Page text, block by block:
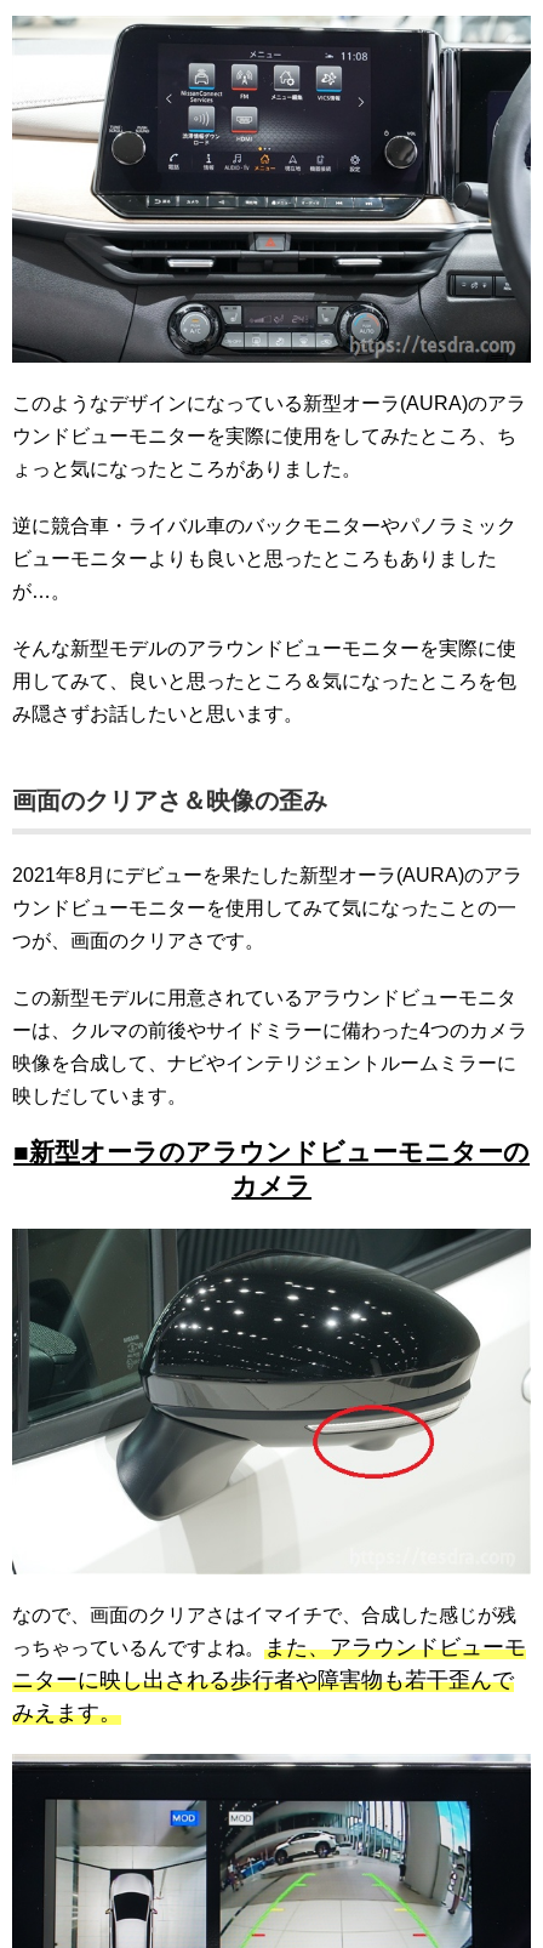
このようなデザインになっている新型オーラ(AURA)のアラ
ウンドビューモニターを実際に使用をしてみたところ、ち
ょっと気になったところがありました。
逆に競合車・ライバル車のバックモニターやパノラミック
ビューモニターよりも良いと思ったところもありました
が…。
そんな新型モデルのアラウンドビューモニターを実際に使
用してみて、良いと思ったところ＆気になったところを包
み隠さずお話したいと思います。
画面のクリアさ＆映像の歪み
2021年8月にデビューを果たした新型オーラ(AURA)のアラ
ウンドビューモニターを使用してみて気になったことの一
つが、画面のクリアさです。
この新型モデルに用意されているアラウンドビューモニタ
ーは、クルマの前後やサイドミラーに備わった4つのカメラ
映像を合成して、ナビやインテリジェントルームミラーに
映しだしています。
■新型オーラのアラウンドビューモニターの
カメラ
なので、画面のクリアさはイマイチで、合成した感じが残
っちゃっているんですよね。 また、アラウンドビューモ
ニターに映し出される歩行者や障害物も若干歪んで
みえます。